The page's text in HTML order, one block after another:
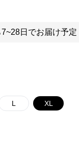
日でお届け予定
L XL